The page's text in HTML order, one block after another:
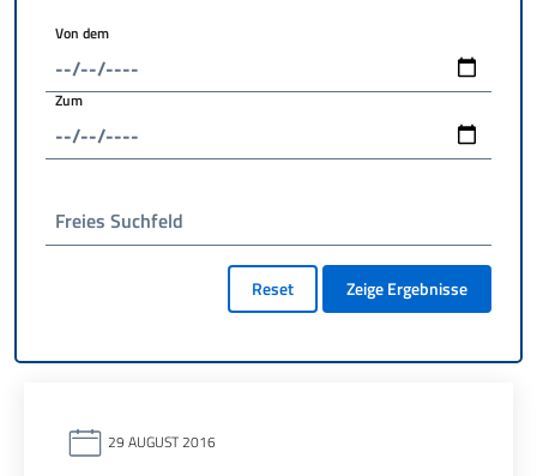
Von dem
Zum
Freies Suchfeld
Reset Zeige Ergebnisse
29 AUGUST 2016